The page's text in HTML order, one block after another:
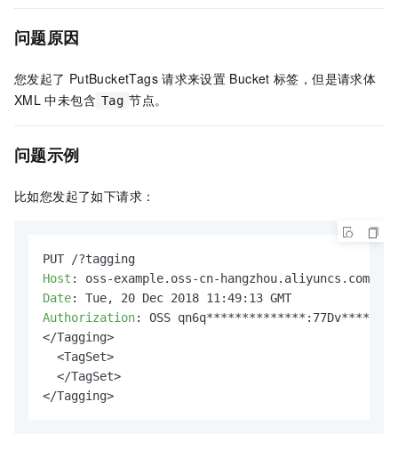
问题原因
您发起了 PutBucketTags 请求来设置 Bucket 标签，但是请求体
XML 中未包含 Tag 节点。
问题示例
比如您发起了如下请求：
Host :
Date:
Authorization: OSS
</Tagging>
  <TagSet>
  </TagSet>
</Tagging>